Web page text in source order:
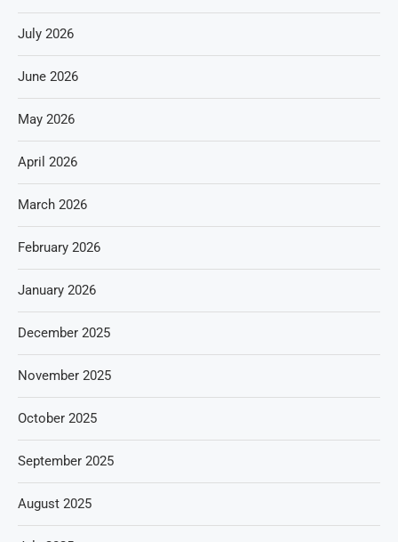
July 2026
June 2026
May 2026
April 2026
March 2026
February 2026
January 2026
December 2025
November 2025
October 2025
September 2025
August 2025